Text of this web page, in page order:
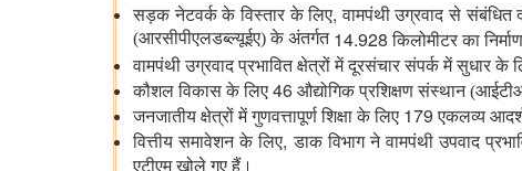
सड़क नेटवर्क के विस्तार के लिए,वामपंथी उग्रवाद से संबंधित
(आरसीपीएलडब्ल्यूईए) के अंतर्गत 14.928 किलोमीटर का
वामपंथी उग्रवाद प्रभावित क्षेत्रों में दूरसंचार संपर्क में सुधार के
कौशल विकास के लिए 46 औद्योगिक प्रशिक्षण संस्थान
जनजातीय क्षेत्रों में गुणवत्तापूर्ण शिक्षा के लिए 179 एकलव्य
वित्तीय समावेशन के लिए,डाक विभाग ने वामपंथी उपवाद
एटीएम खोले गए हैं।